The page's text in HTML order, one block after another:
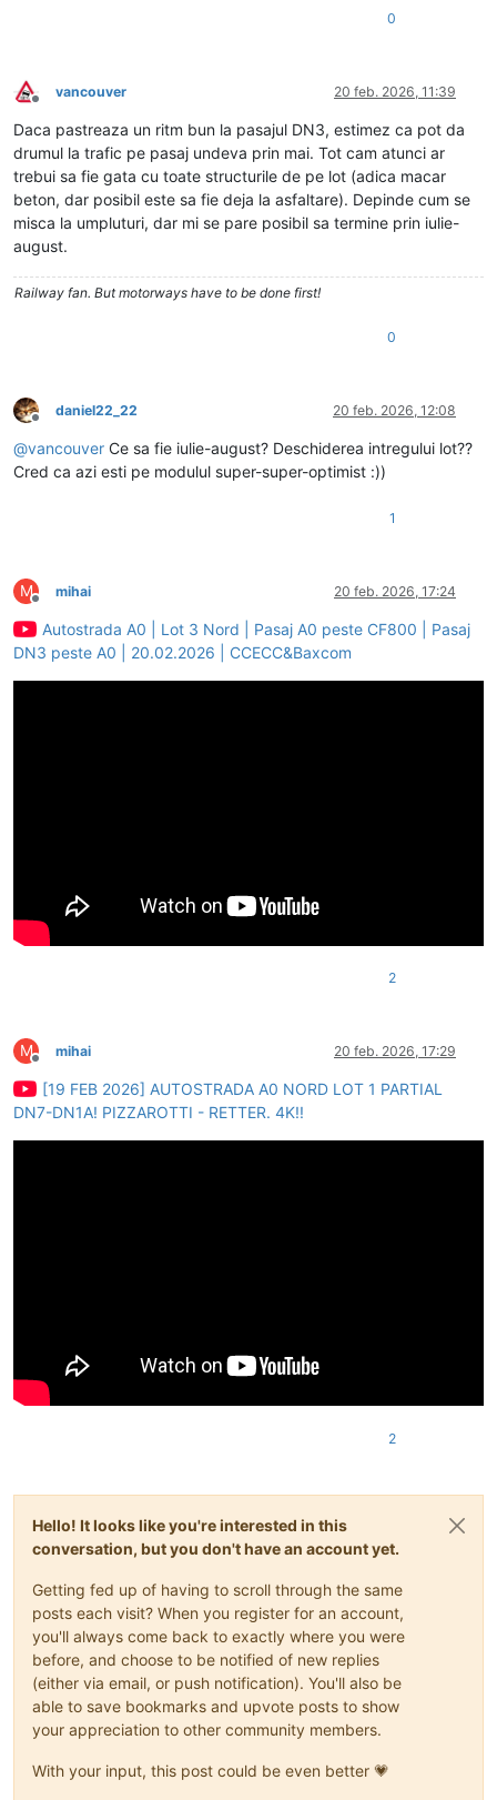
0
Deconectat
vancouver 20 feb. 2026, 11:39
Daca pastreaza un ritm bun la pasajul DN3, estimez ca pot da
drumul la trafic pe pasaj undeva prin mai. Tot cam atunci ar
trebui sa fie gata cu toate structurile de pe lot (adica macar
beton, dar posibil este sa fie deja la asfaltare). Depinde cum se
misca la umpluturi, dar mi se pare posibil sa termine prin iulie-
august.
Railway fan. But motorways have to be done first!
0
Deconectat
daniel22_22 20 feb. 2026, 12:08
@vancouver Ce sa fie iulie-august? Deschiderea intregului lot??
Cred ca azi esti pe modulul super-super-optimist :))
1
M
Deconectat
mihai 20 feb. 2026, 17:24
Autostrada A0 | Lot 3 Nord | Pasaj A0 peste CF800 | Pasaj
DN3 peste A0 | 20.02.2026 | CCECC&Baxcom
2
M
Deconectat
mihai 20 feb. 2026, 17:29
[19 FEB 2026] AUTOSTRADA A0 NORD LOT 1 PARTIAL
DN7-DN1A! PIZZAROTTI - RETTER. 4K!!
2
Hello! It looks like you're interested in this
conversation, but you don't have an account yet.
Getting fed up of having to scroll through the same
posts each visit? When you register for an account,
you'll always come back to exactly where you were
before, and choose to be notified of new replies
(either via email, or push notification). You'll also be
able to save bookmarks and upvote posts to show
your appreciation to other community members.
With your input, this post could be even better 💗